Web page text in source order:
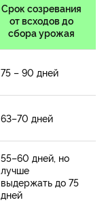
Срок созревания
от всходов до
сбора урожая
75 – 90 дней
63–70 дней
55–60 дней, но
лучше
выдержать до 75
дней